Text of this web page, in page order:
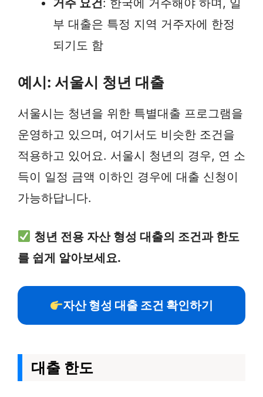
거주 요건: 한국에 거주해야 하며, 일
부 대출은 특정 지역 거주자에 한정
되기도 함
예시: 서울시 청년 대출
서울시는 청년을 위한 특별대출 프로그램을
운영하고 있으며, 여기서도 비슷한 조건을
적용하고 있어요. 서울시 청년의 경우, 연 소
득이 일정 금액 이하인 경우에 대출 신청이
가능하답니다.
청년 전용 자산 형성 대출의 조건과 한도
를 쉽게 알아보세요.
자산 형성 대출 조건 확인하기
대출 한도